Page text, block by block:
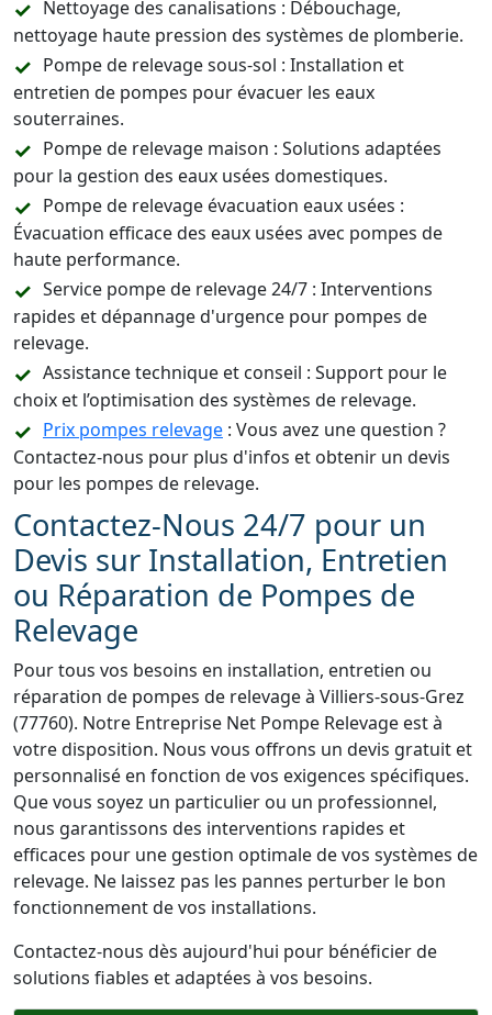
Nettoyage des canalisations : Débouchage,
nettoyage haute pression des systèmes de plomberie.
Pompe de relevage sous-sol : Installation et
entretien de pompes pour évacuer les eaux
souterraines.
Pompe de relevage maison : Solutions adaptées
pour la gestion des eaux usées domestiques.
Pompe de relevage évacuation eaux usées :
Évacuation efficace des eaux usées avec pompes de
haute performance.
Service pompe de relevage 24/7 : Interventions
rapides et dépannage d'urgence pour pompes de
relevage.
Assistance technique et conseil : Support pour le
choix et l’optimisation des systèmes de relevage.
Prix pompes relevage : Vous avez une question ?
Contactez-nous pour plus d'infos et obtenir un devis
pour les pompes de relevage.
Contactez-Nous 24/7 pour un
Devis sur Installation, Entretien
ou Réparation de Pompes de
Relevage
Pour tous vos besoins en installation, entretien ou
réparation de pompes de relevage à Villiers-sous-Grez
(77760). Notre Entreprise Net Pompe Relevage est à
votre disposition. Nous vous offrons un devis gratuit et
personnalisé en fonction de vos exigences spécifiques.
Que vous soyez un particulier ou un professionnel,
nous garantissons des interventions rapides et
efficaces pour une gestion optimale de vos systèmes de
relevage. Ne laissez pas les pannes perturber le bon
fonctionnement de vos installations.
Contactez-nous dès aujourd'hui pour bénéficier de
solutions fiables et adaptées à vos besoins.